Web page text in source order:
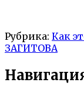
Рубрика: Как
ЗАГИТОВА